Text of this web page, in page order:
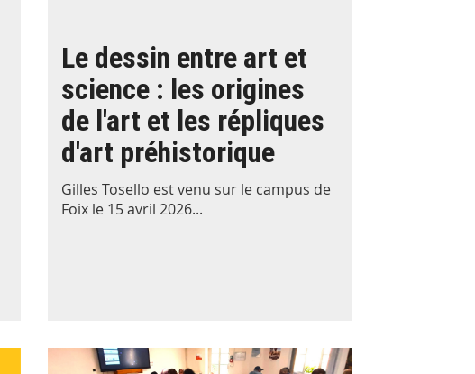
Le dessin entre art et
science : les origines
de l'art et les répliques
d'art préhistorique
Gilles Tosello est venu sur le campus de
Foix le 15 avril 2026...